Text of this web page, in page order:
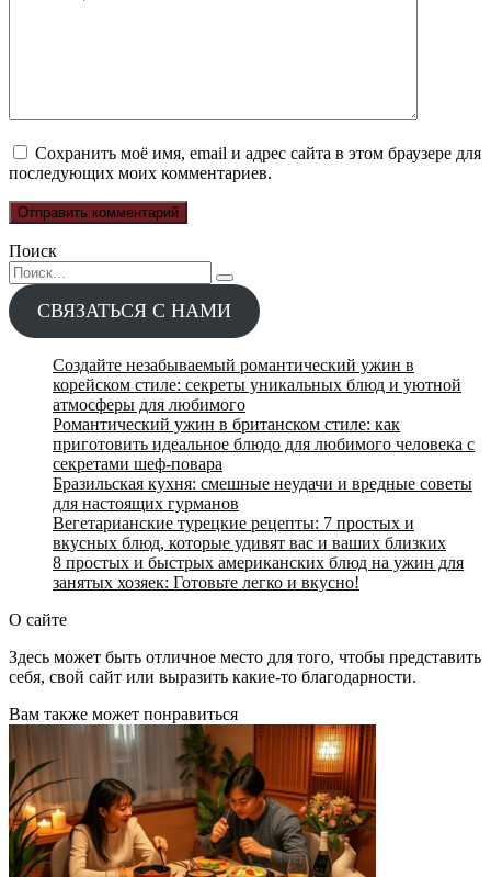
Сохранить моё имя, email и адрес сайта в этом браузере для
последующих моих комментариев.
Поиск
Search
for:
СВЯЗАТЬСЯ С НАМИ
Создайте незабываемый романтический ужин в
корейском стиле: секреты уникальных блюд и уютной
атмосферы для любимого
Романтический ужин в британском стиле: как
приготовить идеальное блюдо для любимого человека с
секретами шеф-повара
Бразильская кухня: смешные неудачи и вредные советы
для настоящих гурманов
Вегетарианские турецкие рецепты: 7 простых и
вкусных блюд, которые удивят вас и ваших близких
8 простых и быстрых американских блюд на ужин для
занятых хозяек: Готовьте легко и вкусно!
О сайте
Здесь может быть отличное место для того, чтобы представить
себя, свой сайт или выразить какие-то благодарности.
Вам также может понравиться